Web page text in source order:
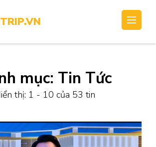
mục: Tin Tức
thị: 1 - 10 của 53 tin